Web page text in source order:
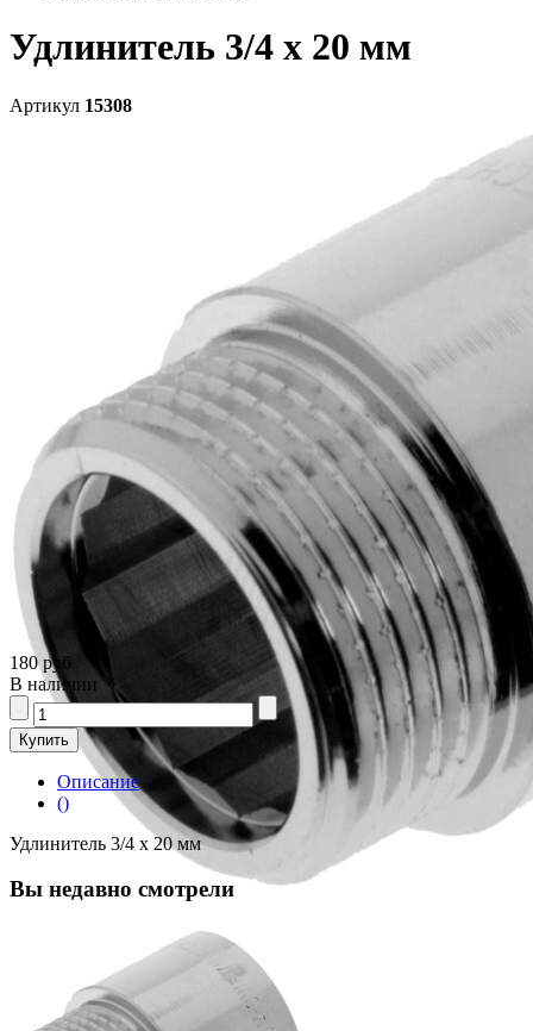
Удлинитель 3/4 х 20 мм
Артикул 15308
180 руб
В наличии
Описание
()
Удлинитель 3/4 х 20 мм
Вы недавно смотрели